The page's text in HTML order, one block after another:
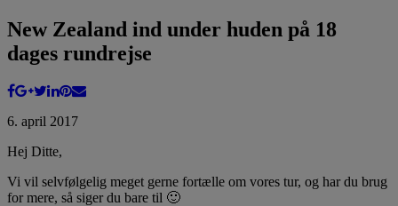
New Zealand ind under huden på 18
dages rundrejse
6. april 2017
Hej Ditte,
Vi vil selvfølgelig meget gerne fortælle om vores tur, og har du brug
for mere, så siger du bare til 🙂